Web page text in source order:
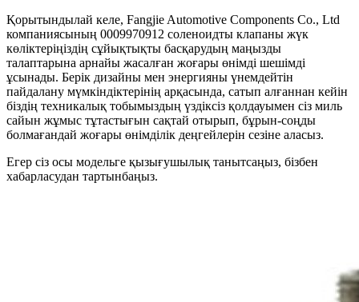
Қорытындылай келе, Fangjie Automotive Components Co., Ltd
компаниясының 0009970912 соленоидты клапаны жүк
көліктеріңіздің сұйықтықты басқарудың маңызды
талаптарына арнайы жасалған жоғары өнімді шешімді
ұсынады. Берік дизайны мен энергияны үнемдейтін
пайдалану мүмкіндіктерінің арқасында, сатып алғаннан кейін
біздің техникалық тобымыздың үздіксіз қолдауымен сіз миль
сайын жұмыс тұтастығын сақтай отырып, бұрын-соңды
болмағандай жоғары өнімділік деңгейлерін сезіне аласыз.
Егер сіз осы модельге қызығушылық танытсаңыз, бізбен
хабарласудан тартынбаңыз.